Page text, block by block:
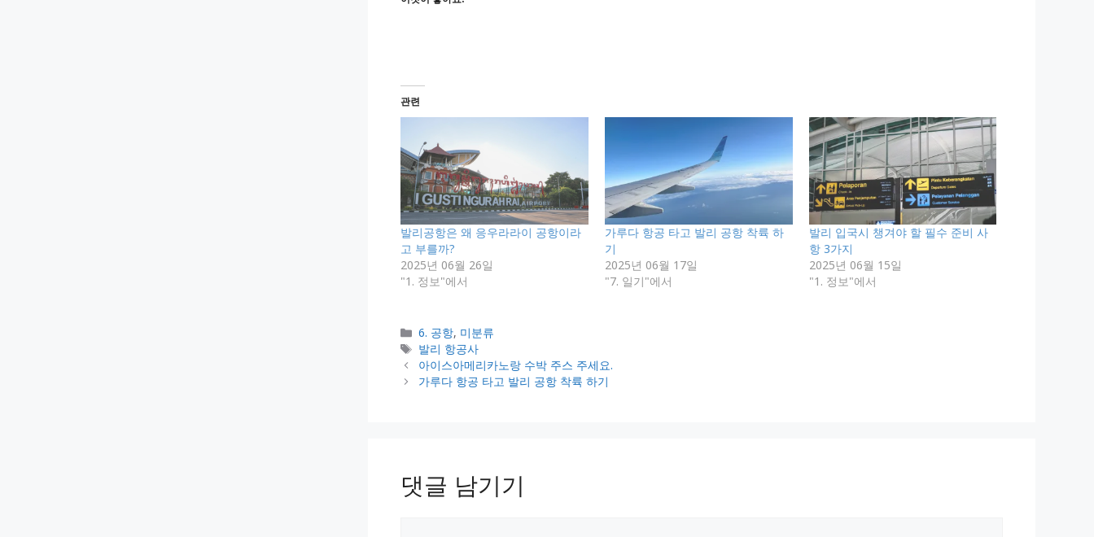
관련
발리공항은 왜 응우라라이 공항이라
고 부를까?
2025년 06월 26일
"1. 정보"에서
가루다 항공 타고 발리 공항 착륙 하
기
2025년 06월 17일
"7. 일기"에서
발리 입국시 챙겨야 할 필수 준비 사
항 3가지
2025년 06월 15일
"1. 정보"에서
카
테
고
리
6. 공항, 미분류
태
그
발리 항공사
아이스아메리카노랑 수박 주스 주세요.
가루다 항공 타고 발리 공항 착륙 하기
댓글 남기기